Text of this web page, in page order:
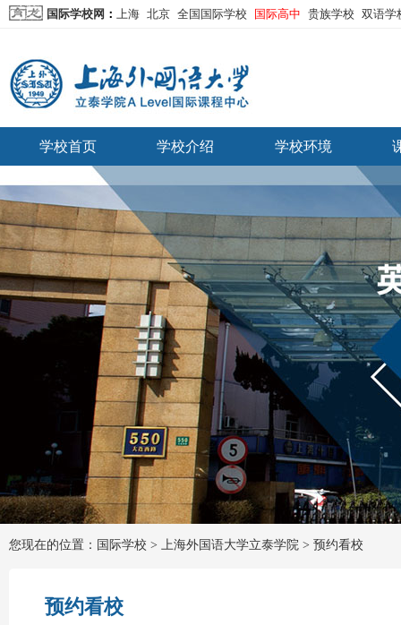
国际学校网 ： 上海 北京 全国国际学校 国际高中 贵族学校 双语学
学校首页 学校介绍 学校环境
您现在的位置：国际学校 > 上海外国语大学立泰学院 > 预约看校
预约看校